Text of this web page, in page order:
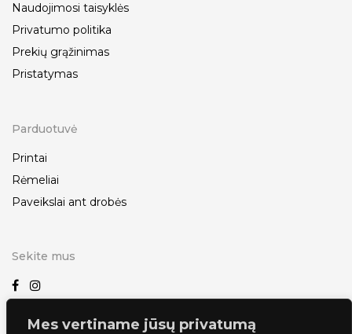
Mes vertiname jūsų privatumą
Naudojimosi taisyklės
Privatumo politika
Prekių grąžinimas
Pristatymas
Parduotuvė
Printai
Rėmeliai
Paveikslai ant drobės
Sekite mus